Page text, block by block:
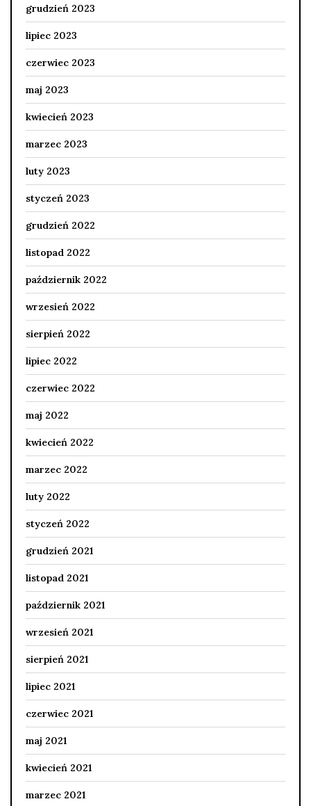
grudzień 2023
lipiec 2023
czerwiec 2023
maj 2023
kwiecień 2023
marzec 2023
luty 2023
styczeń 2023
grudzień 2022
listopad 2022
październik 2022
wrzesień 2022
sierpień 2022
lipiec 2022
czerwiec 2022
maj 2022
kwiecień 2022
marzec 2022
luty 2022
styczeń 2022
grudzień 2021
listopad 2021
październik 2021
wrzesień 2021
sierpień 2021
lipiec 2021
czerwiec 2021
maj 2021
kwiecień 2021
marzec 2021